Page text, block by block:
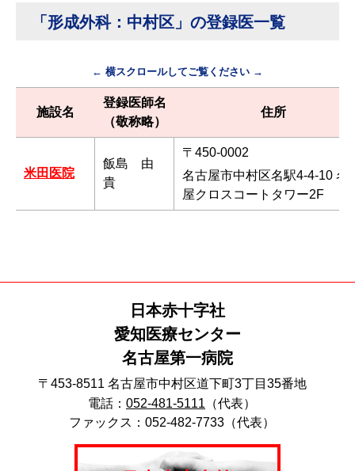
「形成外科：中村区」の登録医一覧
← 横スクロールしてご覧ください →
施設名
登録医師名
（敬称略）
住所
米田医院
飯島 由
貴
〒450-0002
名古屋市中村区名駅4-4-10 名
屋クロスコートタワー2F
日本赤十字社
愛知医療センター
名古屋第一病院
〒453-8511 名古屋市中村区道下町3丁目35番地
電話： 052-481-5111 （代表）
ファックス：052-482-7733（代表）